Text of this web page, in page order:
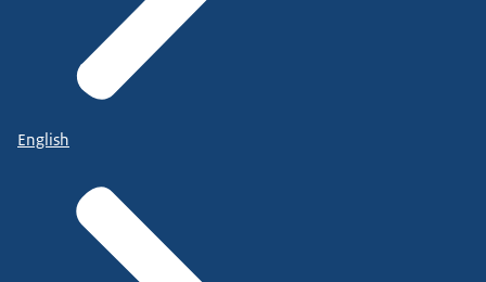
English